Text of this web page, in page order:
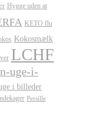
Hygge uden at
KETO flu
Kokosmælk
LCHF
uge-i-
i billeder
Persille